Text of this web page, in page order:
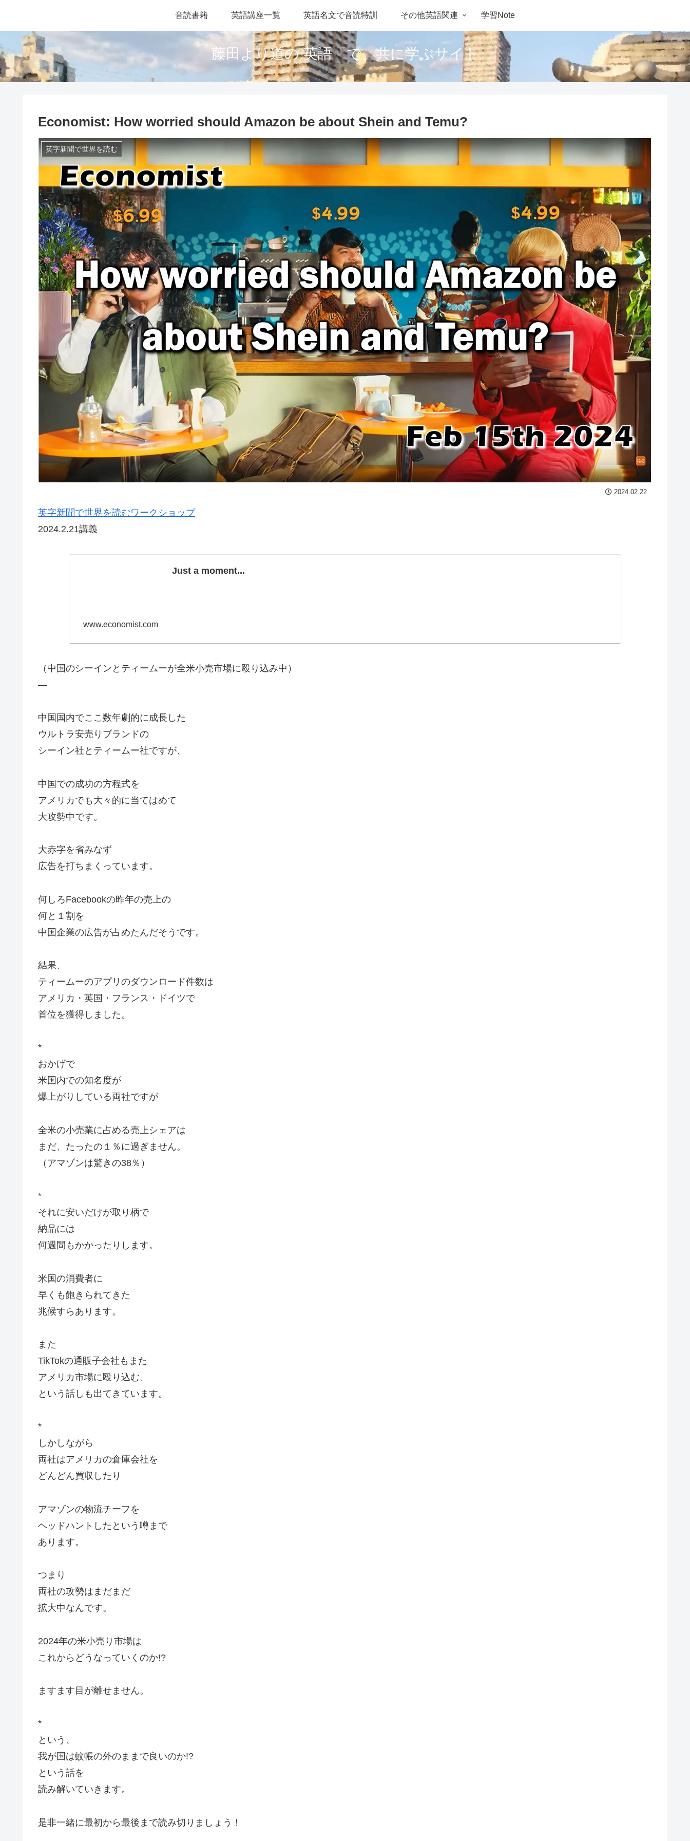
藤田より道の 英語「で」共に学ぶサイト
音読書籍 英語講座一覧 英語名文で音読特訓 その他英語関連 学習Note
Economist: How worried should Amazon be about Shein and Temu?
英字新聞で世界を読む
2024.02.22
英字新聞で世界を読むワークショップ
2024.2.21講義
Just a moment...
www.economist.com
（中国のシーインとティームーが全米小売市場に殴り込み中）
—
中国国内でここ数年劇的に成長した
ウルトラ安売りブランドの
シーイン社とティームー社ですが、
中国での成功の方程式を
アメリカでも大々的に当てはめて
大攻勢中です。
大赤字を省みなず
広告を打ちまくっています。
何しろFacebookの昨年の売上の
何と１割を
中国企業の広告が占めたんだそうです。
結果、
ティームーのアプリのダウンロード件数は
アメリカ・英国・フランス・ドイツで
首位を獲得しました。
*
おかげで
米国内での知名度が
爆上がりしている両社ですが
全米の小売業に占める売上シェアは
まだ、たったの１％に過ぎません。
（アマゾンは驚きの38％）
*
それに安いだけが取り柄で
納品には
何週間もかかったりします。
米国の消費者に
早くも飽きられてきた
兆候すらあります。
また
TikTokの通販子会社もまた
アメリカ市場に殴り込む、
という話しも出てきています。
*
しかしながら
両社はアメリカの倉庫会社を
どんどん買収したり
アマゾンの物流チーフを
ヘッドハントしたという噂まで
あります。
つまり
両社の攻勢はまだまだ
拡大中なんです。
2024年の米小売り市場は
これからどうなっていくのか!?
ますます目が離せません。
*
という、
我が国は蚊帳の外のままで良いのか!?
という話を
読み解いていきます。
是非一緒に最初から最後まで読み切りましょう！